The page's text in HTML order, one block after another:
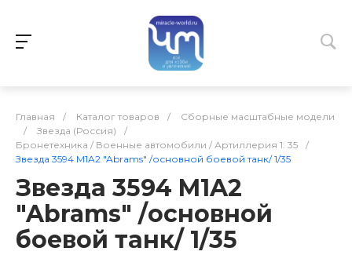
Главная / Каталог товаров /
Сборные масштабные модели
/
Звезда (Россия)
/
Бронетехника / Военные автомобили / Артиллерия 1: 35
/
Звезда 3594 M1A2 "Abrams" /основной боевой танк/ 1/35
Звезда 3594 M1A2
"Abrams" /основной
боевой танк/ 1/35